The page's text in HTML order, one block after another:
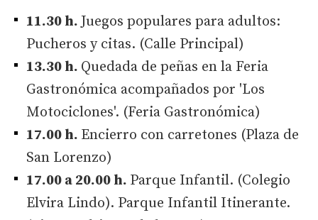
11.30 h. Juegos populares para adultos:
Pucheros y citas. (Calle Principal)
13.30 h. Quedada de peñas en la Feria
Gastronómica acompañados por 'Los
Motociclones'. (Feria Gastronómica)
17.00 h. Encierro con carretones (Plaza de
San Lorenzo)
17.00 a 20.00 h. Parque Infantil. (Colegio
Elvira Lindo). Parque Infantil Itinerante.